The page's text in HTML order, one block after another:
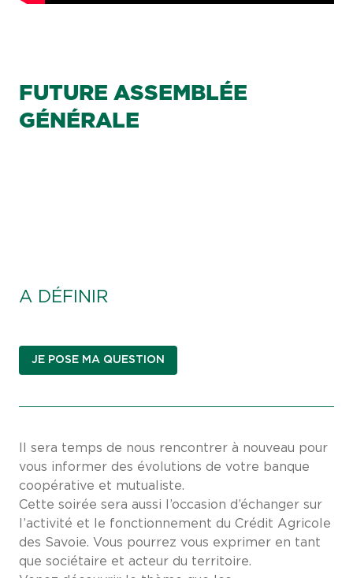
FUTURE ASSEMBLÉE
GÉNÉRALE
A DÉFINIR
JE POSE MA QUESTION
Il sera temps de nous rencontrer à nouveau pour
vous informer des évolutions de votre banque
coopérative et mutualiste.
Cette soirée sera aussi l’occasion d’échanger sur
l’activité et le fonctionnement du Crédit Agricole
des Savoie. Vous pourrez vous exprimer en tant
que sociétaire et acteur du territoire.